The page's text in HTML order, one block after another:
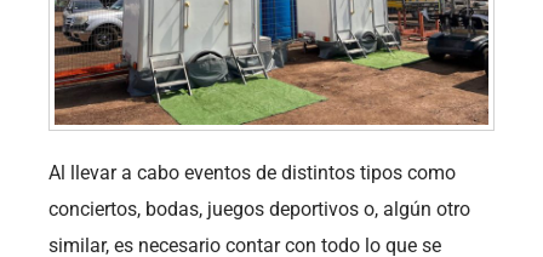
Al llevar a cabo eventos de distintos tipos como
conciertos, bodas, juegos deportivos o, algún otro
similar, es necesario contar con todo lo que se